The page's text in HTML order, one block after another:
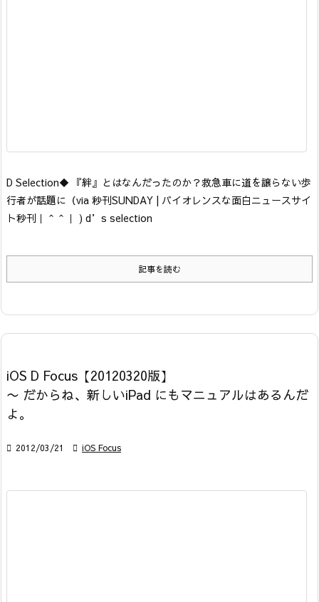
D Selection◆ 『絆』とはなんだったのか？救急車に道を譲らない歩
行者が話題に （via 秒刊SUNDAY | バイオレンスな面白ニュースサイ
ト秒刊｜＾＾｜ ) d’s selection
記事を読む
iOS D Focus【20120320版】
〜 だからね、新しいiPad にもマニュアルはあるんだ
よ。
 2012/03/21  iOS Focus